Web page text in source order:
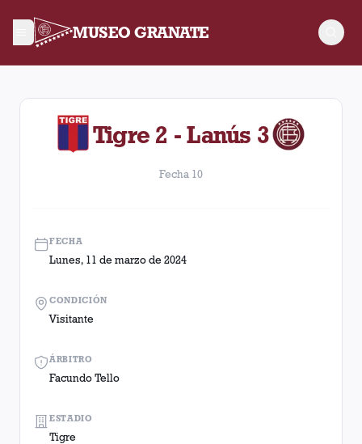
MUSEO GRANATE
Fecha 10. Partido entre Lanús y Tigre disputado el Lunes,
Tigre 2 - Lanús 3
Fecha 10
FECHA
Lunes, 11 de marzo de 2024
ÁRBITRO
Facundo Tello
CONDICIÓN
Visitante
ESTADIO
Tigre